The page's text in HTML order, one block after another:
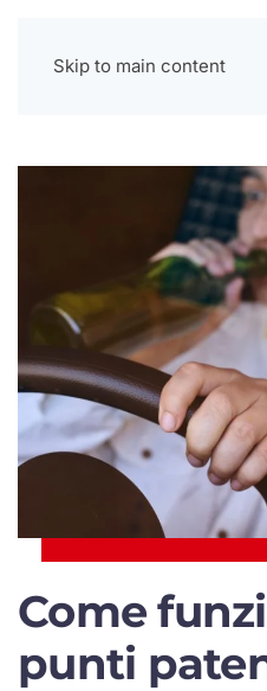
Skip to main content
Come
punti